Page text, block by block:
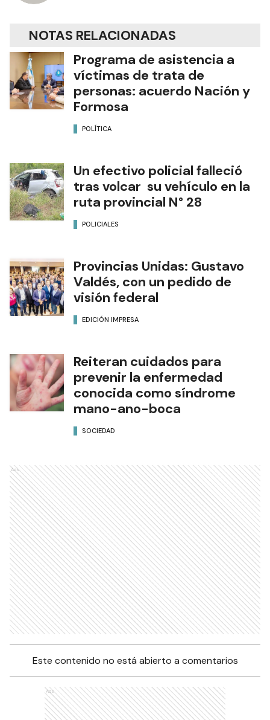
NOTAS RELACIONADAS
Programa de asistencia a
víctimas de trata de
personas: acuerdo Nación y
Formosa
POLÍTICA
Un efectivo policial falleció
tras volcar su vehículo en la
ruta provincial N° 28
POLICIALES
Provincias Unidas: Gustavo
Valdés, con un pedido de
visión federal
EDICIÓN IMPRESA
Reiteran cuidados para
prevenir la enfermedad
conocida como síndrome
mano-ano-boca
SOCIEDAD
Ads
Este contenido no está abierto a comentarios
Ads